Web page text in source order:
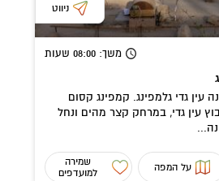
ניווט
משך: 08:00 שעות
עין גדי גלמפינג. קמפינג קסום
עין גדי, במרחק קצר מהים ונחל
על המפה
שמירה
למועדפים